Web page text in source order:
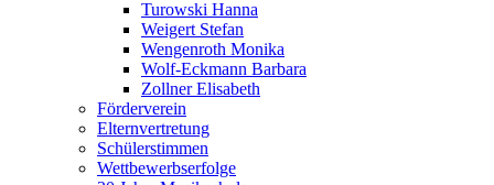
Turowski Hanna
Weigert Stefan
Wengenroth Monika
Wolf-Eckmann Barbara
Zollner Elisabeth
Förderverein
Elternvertretung
Schülerstimmen
Wettbewerbserfolge